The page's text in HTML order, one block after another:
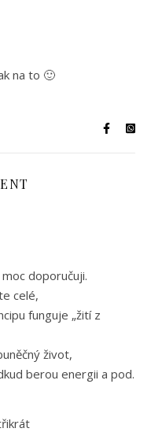
na to 🙂
doporučuji.
celé,
funguje „žití z
život,
berou energii a pod.